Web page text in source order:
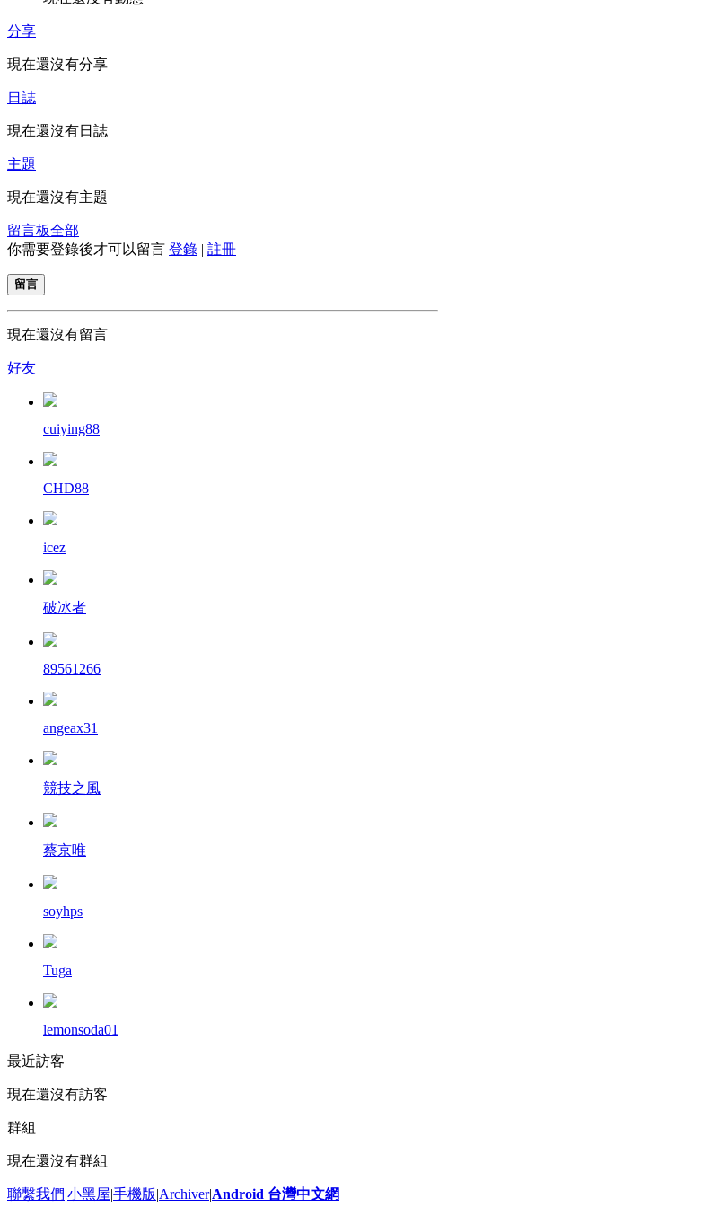
分享
現在還沒有分享
日誌
現在還沒有日誌
主題
現在還沒有主題
留言板全部
你需要登錄後才可以留言 登錄 | 註冊
留言
現在還沒有留言
好友
cuiying88
CHD88
icez
破冰者
89561266
angeax31
競技之風
蔡京唯
soyhps
Tuga
lemonsoda01
最近訪客
現在還沒有訪客
群組
現在還沒有群組
聯繫我們|小黑屋|手機版|Archiver|Android 台灣中文網